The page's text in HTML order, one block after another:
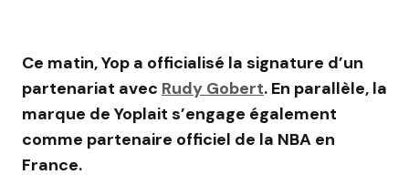
Ce matin, Yop a officialisé la signature d’un
partenariat avec Rudy Gobert. En parallèle, la
marque de Yoplait s’engage également
comme partenaire officiel de la NBA en
France.